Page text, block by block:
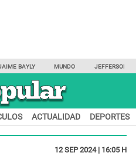
BAYLY MUNDO JEFFERSON
ACTUALIDAD DEPORTES
12 SEP 2024 | 16:05 H